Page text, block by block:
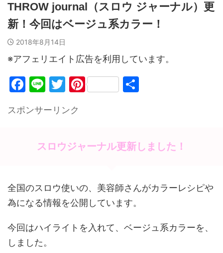
THROW journal（スロウ ジャーナル）更
新！今回はベージュ系カラー！
2018年8月14日
※アフェリエイト広告を利用しています。
F
c
k
Li
e
T
itt
Pi
st
スポンサーリンク
スロウジャーナル更新しました！
全国のスロウ使いの、美容師さんがカラーレシピや
為になる情報を公開しています。
今回はハイライトを入れて、ベージュ系カラーを、
しました。